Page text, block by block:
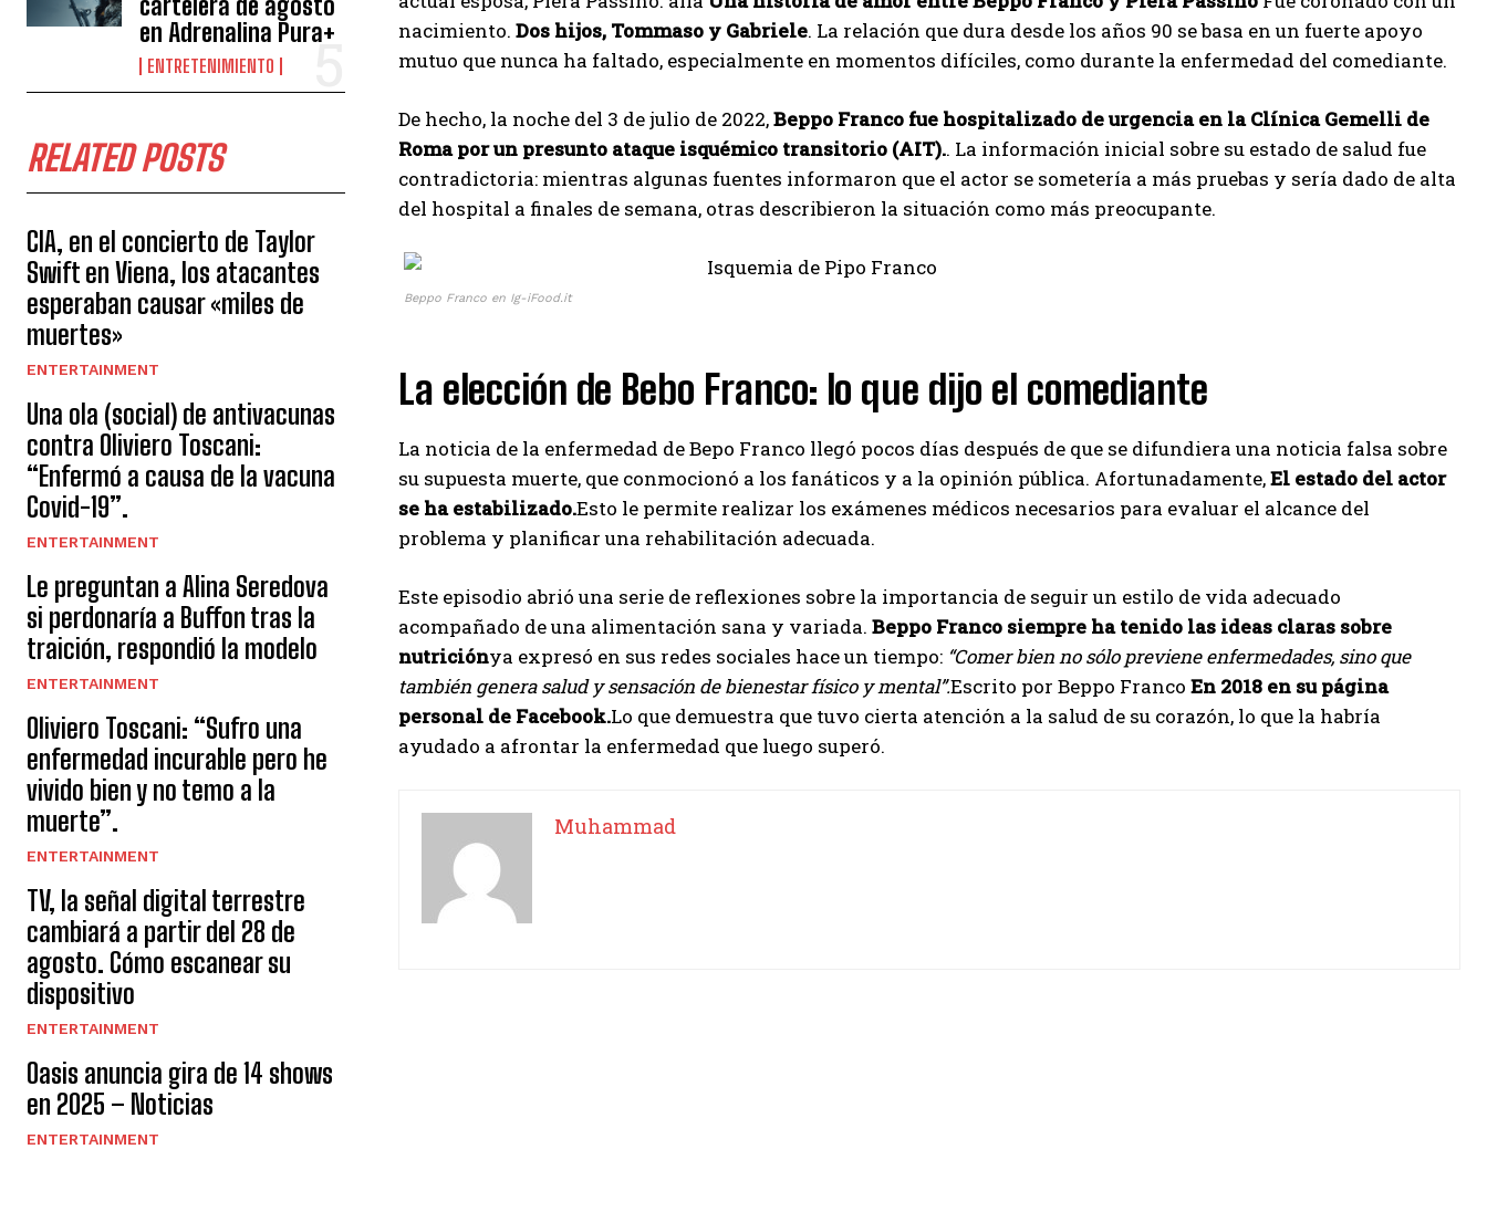
I WANT IN
cartelera de agosto
en Adrenalina Pura+
ENTRETENIMIENTO
RELATED POSTS
CIA, en el concierto de Taylor
Swift en Viena, los atacantes
esperaban causar «miles de
muertes»
ENTERTAINMENT
Una ola (social) de antivacunas
contra Oliviero Toscani:
“Enfermó a causa de la vacuna
Covid-19”.
ENTERTAINMENT
Le preguntan a Alina Seredova
si perdonaría a Buffon tras la
traición, respondió la modelo
ENTERTAINMENT
Oliviero Toscani: “Sufro una
enfermedad incurable pero he
vivido bien y no temo a la
muerte”.
ENTERTAINMENT
TV, la señal digital terrestre
cambiará a partir del 28 de
agosto. Cómo escanear su
dispositivo
ENTERTAINMENT
Oasis anuncia gira de 14 shows
en 2025 – Noticias
ENTERTAINMENT
nacimiento. Dos hijos, Tommaso y Gabriele. La relación que dura desde los años 90 se basa en un fuerte apoyo
mutuo que nunca ha faltado, especialmente en momentos difíciles, como durante la enfermedad del comediante.
De hecho, la noche del 3 de julio de 2022,Beppo Franco fue hospitalizado de urgencia en la Clínica Gemelli de
Roma por un presunto ataque isquémico transitorio (AIT).. La información inicial sobre su estado de salud fue
contradictoria: mientras algunas fuentes informaron que el actor se sometería a más pruebas y sería dado de alta
del hospital a finales de semana, otras describieron la situación como más preocupante.
Beppo Franco en Ig-iFood.it
La elección de Bebo Franco: lo que dijo el comediante
La noticia de la enfermedad de Bepo Franco llegó pocos días después de que se difundiera una noticia falsa sobre
su supuesta muerte, que conmocionó a los fanáticos y a la opinión pública. Afortunadamente,El estado del actor
se ha estabilizado.Esto le permite realizar los exámenes médicos necesarios para evaluar el alcance del
problema y planificar una rehabilitación adecuada.
Este episodio abrió una serie de reflexiones sobre la importancia de seguir un estilo de vida adecuado
acompañado de una alimentación sana y variada. Beppo Franco siempre ha tenido las ideas claras sobre
nutriciónya expresó en sus redes sociales hace un tiempo: “Comer bien no sólo previene enfermedades, sino que
también genera salud y sensación de bienestar físico y mental”.Escrito por Beppo Franco En 2018 en su página
personal de Facebook.Lo que demuestra que tuvo cierta atención a la salud de su corazón, lo que la habría
ayudado a afrontar la enfermedad que luego superó.
Muhammad